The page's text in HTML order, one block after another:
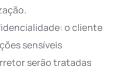
o cliente
sensíveis
serão tratadas